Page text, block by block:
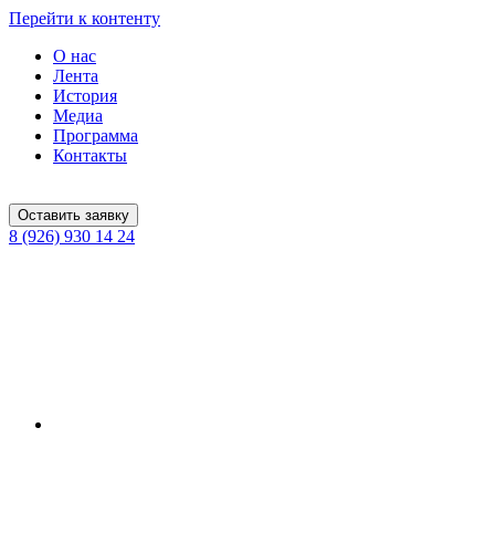
Перейти к контенту
О нас
Лента
История
Медиа
Программа
Контакты
Оставить заявку
8 (926) 930 14 24